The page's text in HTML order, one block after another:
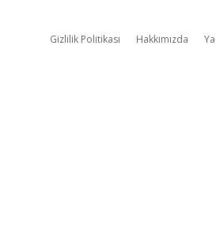
Gizlilik Politikası Hakkımızda